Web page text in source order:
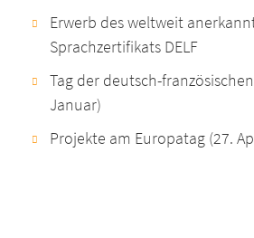
Erwerb des weltweit
Sprachzertifikats DELF
Tag der deutsch-
Januar)
Projekte am Europatag (27.